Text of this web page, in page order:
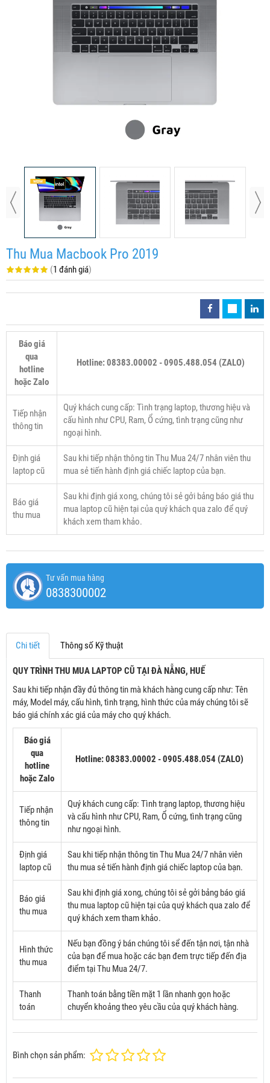
Thu Mua Macbook Pro 2019
(1 đánh giá)
Báo giá
qua
hotline
hoặc Zalo
Hotline: 08383.00002 - 0905.488.054 (ZALO)
Tiếp nhận
thông tin
Quý khách cung cấp: Tình trạng laptop, thương hiệu và
cấu hình như CPU, Ram, Ổ cứng, tình trạng cũng như
ngoại hình.
Định giá
laptop cũ
Sau khi tiếp nhận thông tin Thu Mua 24/7 nhân viên thu
mua sẻ tiến hành định giá chiếc laptop của bạn.
Báo giá
thu mua
Sau khi định giá xong, chúng tôi sẻ gởi bảng báo giá thu
mua laptop cũ hiện tại của quý khách qua zalo để quý
khách xem tham khảo.
Tư vấn mua hàng
0838300002
Chi tiết Thông số Kỹ thuật
QUY TRÌNH THU MUA LAPTOP CŨ TẠI ĐÀ NẴNG, HUẾ
Sau khi tiếp nhận đầy đủ thông tin mà khách hàng cung cấp như: Tên
máy, Model máy, cấu hình, tình trạng, hình thức của máy chúng tôi sẽ
báo giá chính xác giá của máy cho quý khách.
Báo giá
qua
hotline
hoặc Zalo
Hotline: 08383.00002 - 0905.488.054 (ZALO)
Tiếp nhận
thông tin
Quý khách cung cấp: Tình trạng laptop, thương hiệu
và cấu hình như CPU, Ram, Ổ cứng, tình trạng cũng
như ngoại hình.
Định giá
laptop cũ
Sau khi tiếp nhận thông tin Thu Mua 24/7 nhân viên
thu mua sẻ tiến hành định giá chiếc laptop của bạn.
Báo giá
thu mua
Sau khi định giá xong, chúng tôi sẻ gởi bảng báo giá
thu mua laptop cũ hiện tại của quý khách qua zalo để
quý khách xem tham khảo.
Hình thức
thu mua
Nếu bạn đồng ý bán chúng tôi sể đến tận nơi, tận nhà
của bạn để mua hoặc các bạn đem trực tiếp đến địa
điểm tại Thu Mua 24/7.
Thanh
toán
Thanh toán bằng tiền mặt 1 lần nhanh gọn hoặc
chuyển khoảng theo yêu cầu của quý khách hàng.
Bình chọn sản phẩm: